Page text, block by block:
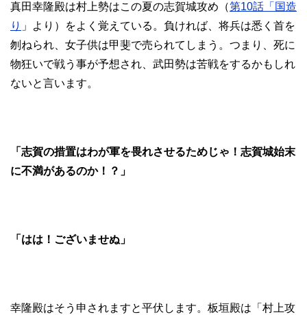
真田幸隆殿は村上勢はこの夏の志賀城攻め（第10話「国造
り 」より）をよく覚えている。負ければ、将兵は悉く首を
刎ねられ、女子供は甲斐で売られてしまう。つまり、死に
物狂いで戦う事が予想され、武田勢は苦戦をするかもしれ
ないと言います。
「志賀の措置はわが軍を畏れさせるためじゃ！志賀城始末
に不満があるのか！？」
「はは！ございませぬ」
幸隆殿はそう申されますと平伏します。板垣殿は「村上攻